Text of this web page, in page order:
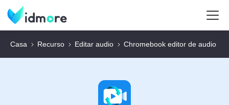
Casa Recurso Editar audio Chromebook editor de audio